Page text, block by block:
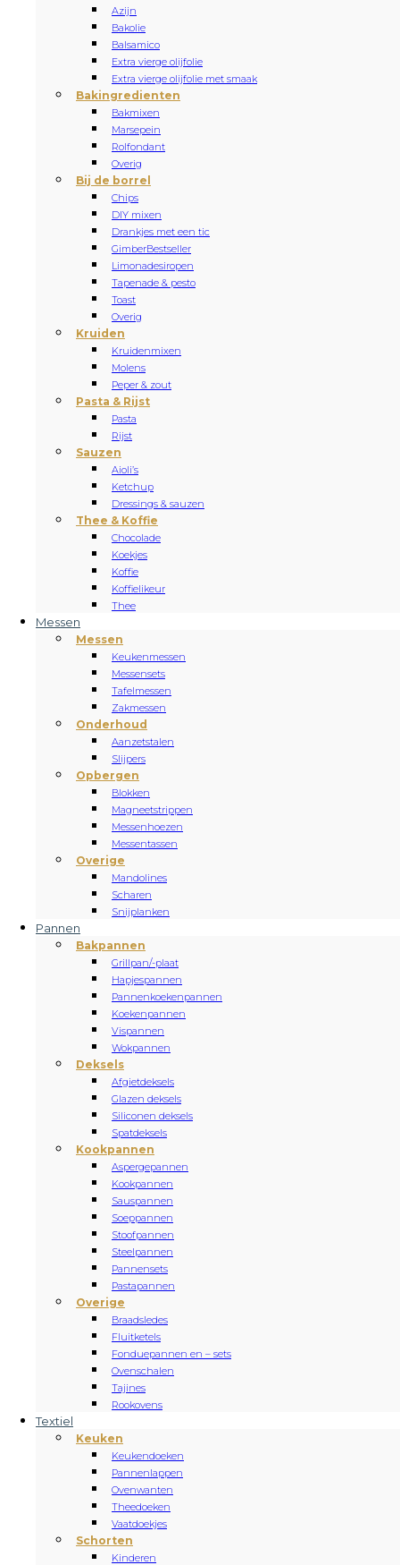
Azijn
Bakolie
Balsamico
Extra vierge olijfolie
Extra vierge olijfolie met smaak
Bakingredienten
Bakmixen
Marsepein
Rolfondant
Overig
Bij de borrel
Chips
DIY mixen
Drankjes met een tic
GimberBestseller
Limonadesiropen
Tapenade & pesto
Toast
Overig
Kruiden
Kruidenmixen
Molens
Peper & zout
Pasta & Rijst
Pasta
Rijst
Sauzen
Aioli’s
Ketchup
Dressings & sauzen
Thee & Koffie
Chocolade
Koekjes
Koffie
Koffielikeur
Thee
Messen
Messen
Keukenmessen
Messensets
Tafelmessen
Zakmessen
Onderhoud
Aanzetstalen
Slijpers
Opbergen
Blokken
Magneetstrippen
Messenhoezen
Messentassen
Overige
Mandolines
Scharen
Snijplanken
Pannen
Bakpannen
Grillpan/-plaat
Hapjespannen
Pannenkoekenpannen
Koekenpannen
Vispannen
Wokpannen
Deksels
Afgietdeksels
Glazen deksels
Siliconen deksels
Spatdeksels
Kookpannen
Aspergepannen
Kookpannen
Sauspannen
Soeppannen
Stoofpannen
Steelpannen
Pannensets
Pastapannen
Overige
Braadsledes
Fluitketels
Fonduepannen en – sets
Ovenschalen
Tajines
Rookovens
Textiel
Keuken
Keukendoeken
Pannenlappen
Ovenwanten
Theedoeken
Vaatdoekjes
Schorten
Kinderen